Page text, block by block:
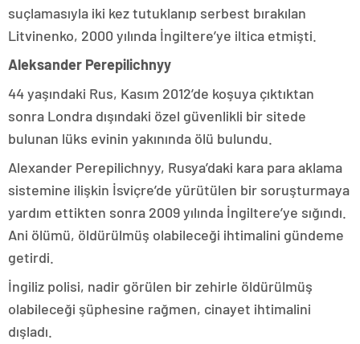
suçlamasıyla iki kez tutuklanıp serbest bırakılan
Litvinenko, 2000 yılında İngiltere’ye iltica etmişti.
Aleksander Perepilichnyy
44 yaşındaki Rus, Kasım 2012’de koşuya çıktıktan
sonra Londra dışındaki özel güvenlikli bir sitede
bulunan lüks evinin yakınında ölü bulundu.
Alexander Perepilichnyy, Rusya’daki kara para aklama
sistemine ilişkin İsviçre’de yürütülen bir soruşturmaya
yardım ettikten sonra 2009 yılında İngiltere’ye sığındı.
Ani ölümü, öldürülmüş olabileceği ihtimalini gündeme
getirdi.
İngiliz polisi, nadir görülen bir zehirle öldürülmüş
olabileceği şüphesine rağmen, cinayet ihtimalini
dışladı.